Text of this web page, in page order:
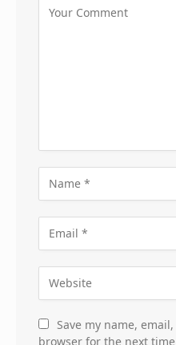
Save my name,
browser for the next